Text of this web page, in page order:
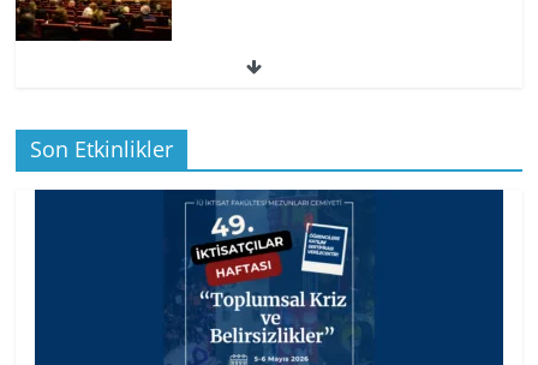
49. İktisatçılar Haftası | 1.…
BİZ İKTİSATLILAR: İÇİMİZDEN BİRİ PROF.
…
Son Etkinlikler